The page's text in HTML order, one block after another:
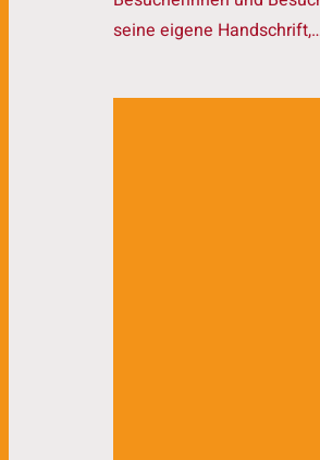
seine eigene